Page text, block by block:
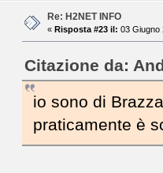
Re: H2NET INFO
« Risposta #23 il: 03 Giugno
Citazione da:
io sono di
praticamente è